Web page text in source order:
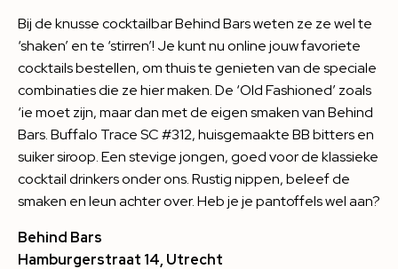
Bij de knusse cocktailbar Behind Bars weten ze ze wel te
‘shaken’ en te ‘stirren’! Je kunt nu online jouw favoriete
cocktails bestellen, om thuis te genieten van de speciale
combinaties die ze hier maken. De ‘Old Fashioned’ zoals
‘ie moet zijn, maar dan met de eigen smaken van Behind
Bars. Buffalo Trace SC #312, huisgemaakte BB bitters en
suiker siroop. Een stevige jongen, goed voor de klassieke
cocktail drinkers onder ons. Rustig nippen, beleef de
smaken en leun achter over. Heb je je pantoffels wel aan?
Behind Bars
Hamburgerstraat 14, Utrecht